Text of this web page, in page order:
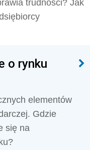
trudności? Jak
o rynku
elementów
Gdzie
się na